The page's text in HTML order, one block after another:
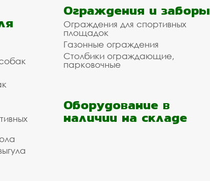
Ограждения и заборы
Ограждения для спортивных
площадок
Газонные ограждения
Столбики ограждающие,
парковочные
Оборудование в
наличии на складе